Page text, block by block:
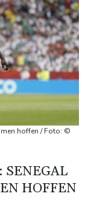
bei Migrationskrise
Huthis im
gegen Russland
- Präsident
vorerst
nach Serbien
hoffen / Foto: ©
SENEGAL
HOFFEN